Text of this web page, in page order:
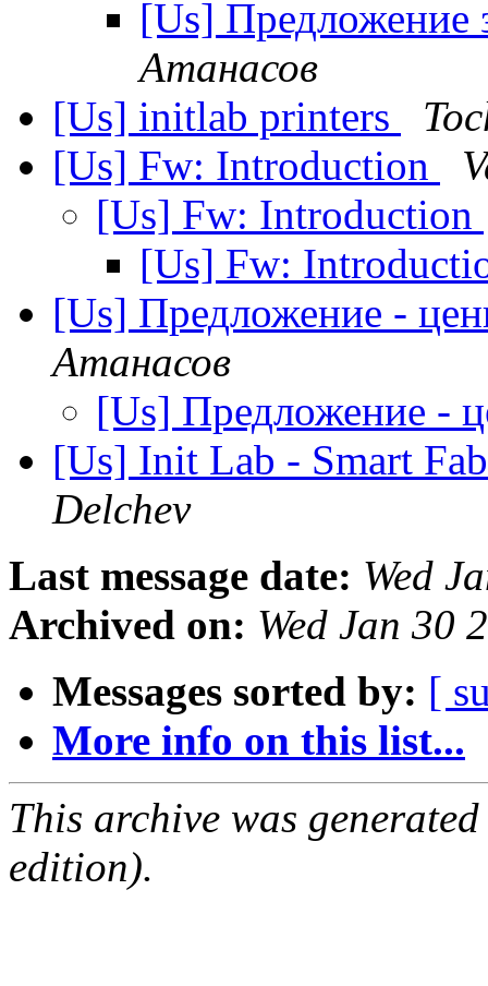
[Us] Предложение
Атанасов
[Us] initlab printers
[Us] Fw: Introduction
[Us] Fw: Introduction
[Us] Fw:
[Us] Предложение -
Атанасов
[Us] Предложение -
[Us] Init Lab - Smart
Delchev
Last message date: Wed
Archived on: Wed Jan 30
Messages sorted by: [
More info on this list...
This archive was
edition).